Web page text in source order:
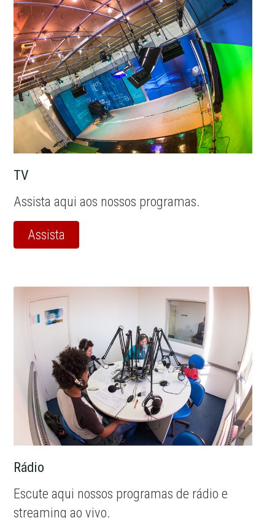
TV
Assista aqui aos nossos programas.
Assista
Rádio
Escute aqui nossos programas de rádio e
streaming ao vivo.